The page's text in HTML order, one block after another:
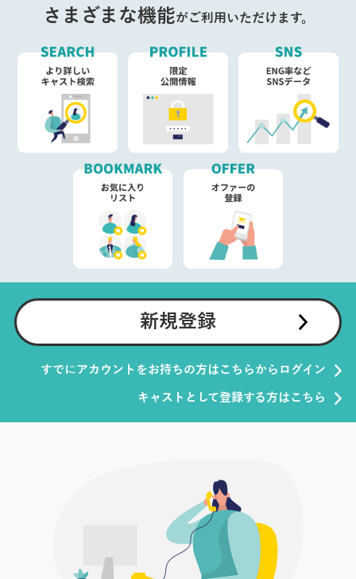
さまざまな機能がご利用いただけます。
新規登録
すでにアカウントをお持ちの方はこちらからログイン
キャストとして登録する方はこちら